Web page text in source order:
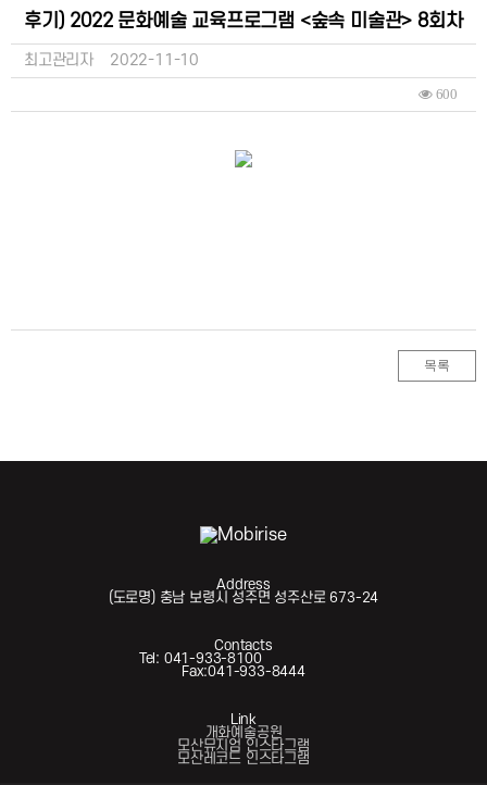
후기) 2022 문화예술 교육프로그램 <숲속 미술관> 8회차
최고관리자 2022-11-10
600
목록
Address
(도로명) 충남 보령시 성주면 성주산로 673-24
Contacts
Tel: 041-933-8100
Fax:041-933-8444
Link
개화예술공원
모산뮤지엄 인스타그램
모산레코드 인스타그램